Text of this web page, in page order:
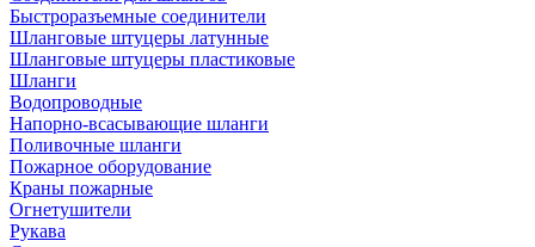
Быстроразъемные соединители
Шланговые штуцеры латунные
Шланговые штуцеры пластиковые
Шланги
Водопроводные
Напорно-всасывающие шланги
Поливочные шланги
Пожарное оборудование
Краны пожарные
Огнетушители
Рукава